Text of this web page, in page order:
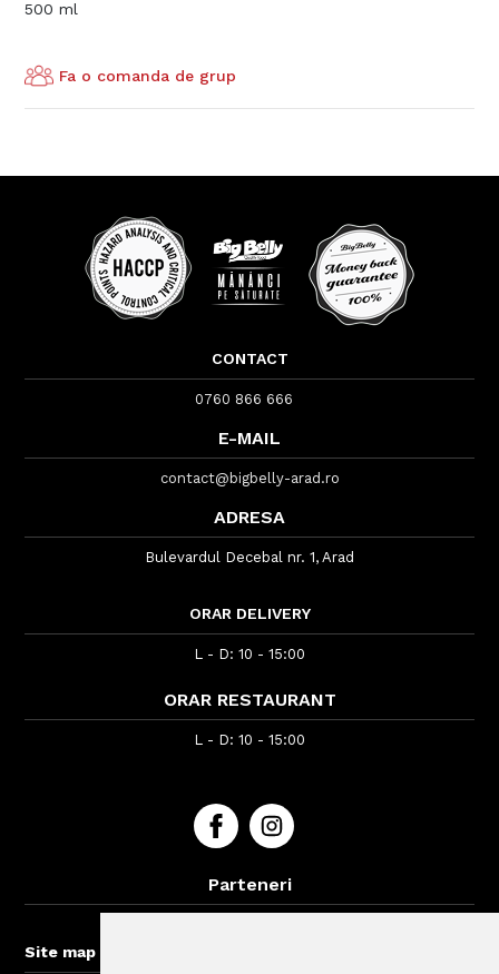
500 ml
Fa o comanda de grup
CONTACT
0760 866 666
E-MAIL
contact@bigbelly-arad.ro
ADRESA
Bulevardul Decebal nr. 1, Arad
ORAR DELIVERY
L - D: 10 - 15:00
ORAR RESTAURANT
L - D: 10 - 15:00
Parteneri
Site map